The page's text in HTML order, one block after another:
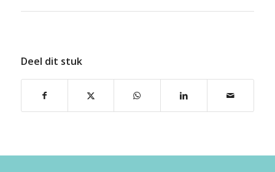
Deel dit stuk